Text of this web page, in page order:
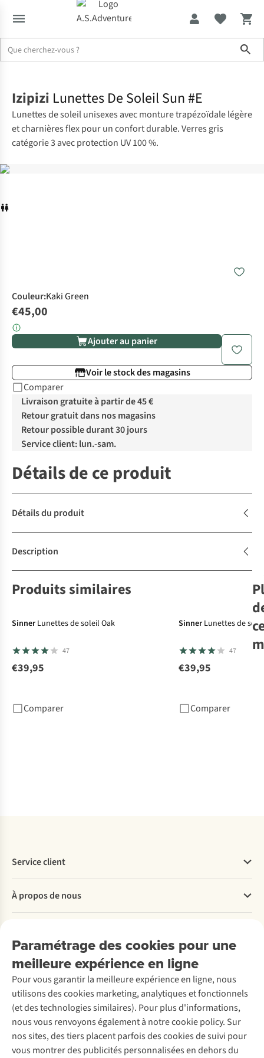
Izipizi Lunettes De Soleil Sun #E
Lunettes de soleil unisexes avec monture trapézoïdale légère
et charnières flex pour un confort durable. Verres gris
catégorie 3 avec protection UV 100 %.
Couleur:Kaki Green
€45,00
Ajouter au panier
Voir le stock des magasins
Comparer
Livraison gratuite à partir de 45 €
Retour gratuit dans nos magasins
Retour possible durant 30 jours
Service client: lun.-sam.
Détails de ce produit
Détails du produit
Description
Produits similaires
Sinner Lunettes de soleil Oak
47
€39,95
Comparer
Sinner Lunettes de
47
€39,95
Comparer
Paramétrage des cookies pour une
meilleure expérience en ligne
Pour vous garantir la meilleure expérience en ligne, nous
utilisons des cookies marketing, analytiques et fonctionnels
(et des technologies similaires). Pour plus d'informations,
nous vous renvoyons également à notre cookie policy. Sur
nos sites, des tiers placent parfois des cookies de suivi pour
vous montrer des publicités personnalisées en dehors du
Service client
Commander
Payer
Retourner
Rétractation d'une commande
Entretien & réparations
Garantie
Contactez-nous
À propos de nous
Entreprise responsable
À propos d’Ayacucho
Nos magasins
À propos d’A.S.Adventure
Déclaration d'accessibilité
Location / Location sports d’hiver
Seconde-main
Entretien de ski
Service de lavage
Entretien de chaussures
Réparation de chaussures
Réparation de vêtements
Découvrez
A.S.Magazine
Explore Camp
Expertise & conseils
Abonnez-vous à la newsletter